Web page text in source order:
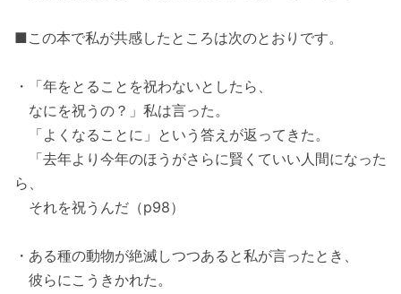
■この本で私が共感したところは次のとおりです。
・「年をとることを祝わないとしたら、
なにを祝うの？」私は言った。
「よくなることに」という答えが返ってきた。
「去年より今年のほうがさらに賢くていい人間になった
ら、
それを祝うんだ（p98）
・ある種の動物が絶滅しつつあると私が言ったとき、
彼らにこうきかれた。